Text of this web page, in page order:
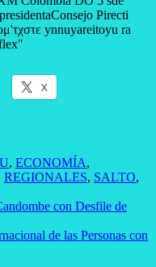
X
, ECONOMÍA,
REGIONALES, SALTO,
con Desfile de
de las Personas con